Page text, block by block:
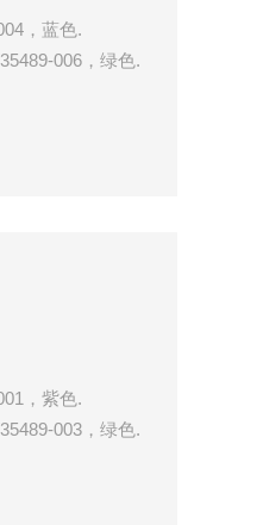
，蓝色.
006，绿色.
，紫色.
003，绿色.